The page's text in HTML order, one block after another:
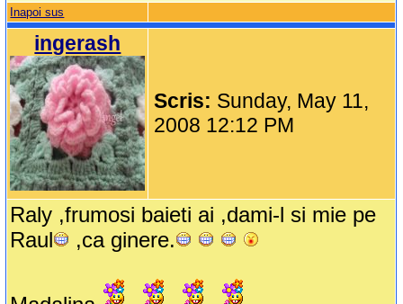
Inapoi sus
ingerash
Scris: Sunday, May 11,
2008 12:12 PM
Raly ,frumosi baieti ai ,dami-l si mie pe
Raul
,ca ginere.